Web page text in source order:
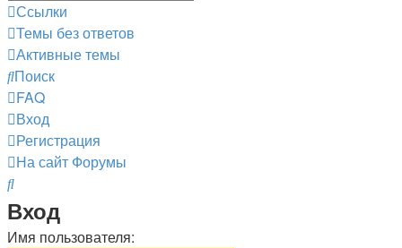
Ссылки
Темы без ответов
Активные темы
Поиск
FAQ
Вход
Регистрация
На сайт Форумы
Поиск
Вход
Имя пользователя: